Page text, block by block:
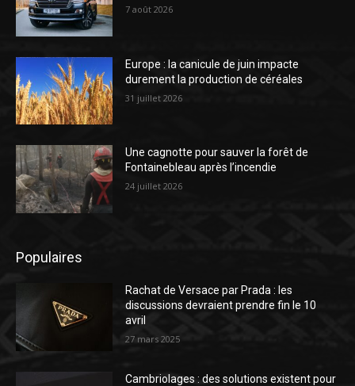
7 août 2026
Europe : la canicule de juin impacte
durement la production de céréales
31 juillet 2026
Une cagnotte pour sauver la forêt de
Fontainebleau après l’incendie
24 juillet 2026
Populaires
Rachat de Versace par Prada : les
discussions devraient prendre fin le 10
avril
27 mars 2025
Cambriolages : des solutions existent pour